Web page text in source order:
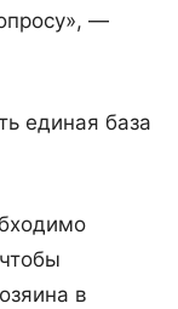
—
единая база
в